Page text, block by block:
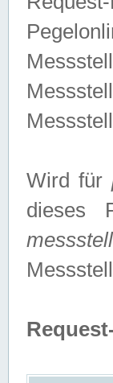
Wird für
dieses